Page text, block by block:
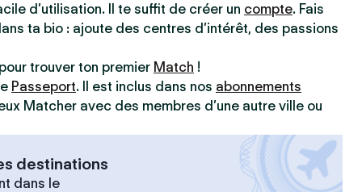
d’utilisation. Il te suffit de créer un compte. Fais
ta bio : ajoute des centres d’intérêt, des passions
trouver ton premier Match !
Passeport. Il est inclus dans nos abonnements
Matcher avec des membres d’une autre ville ou
destinations
dans le